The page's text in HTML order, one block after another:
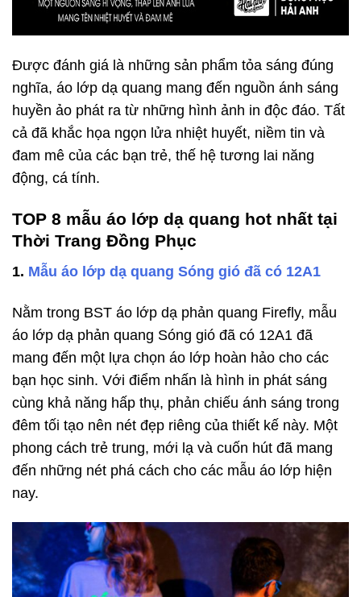
Được đánh giá là những sản phẩm tỏa sáng đúng
nghĩa, áo lớp dạ quang mang đến nguồn ánh sáng
huyền ảo phát ra từ những hình ảnh in độc đáo. Tất
cả đã khắc họa ngọn lửa nhiệt huyết, niềm tin và
đam mê của các bạn trẻ, thế hệ tương lai năng
động, cá tính.
TOP 8 mẫu áo lớp dạ quang hot nhất tại
Thời Trang Đồng Phục
1. Mẫu áo lớp dạ quang Sóng gió đã có 12A1
Nằm trong BST áo lớp dạ phản quang Firefly, mẫu
áo lớp dạ phản quang Sóng gió đã có 12A1 đã
mang đến một lựa chọn áo lớp hoàn hảo cho các
bạn học sinh. Với điểm nhấn là hình in phát sáng
cùng khả năng hấp thụ, phản chiếu ánh sáng trong
đêm tối tạo nên nét đẹp riêng của thiết kế này. Một
phong cách trẻ trung, mới lạ và cuốn hút đã mang
đến những nét phá cách cho các mẫu áo lớp hiện
nay.